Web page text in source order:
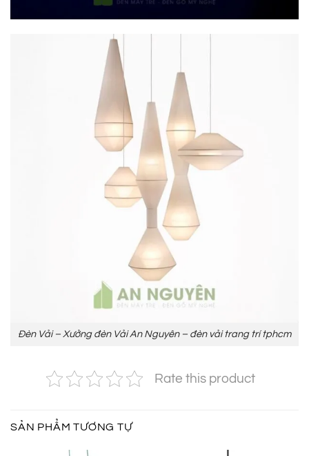
Đèn Vải – Xưởng đèn Vải An Nguyên – đèn vải trang trí tphcm
Rate this product
SẢN PHẨM TƯƠNG TỰ